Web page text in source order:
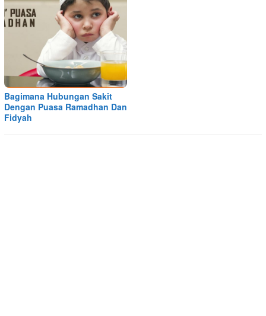
Bagimana Hubungan Sakit
Dengan Puasa Ramadhan Dan
Fidyah